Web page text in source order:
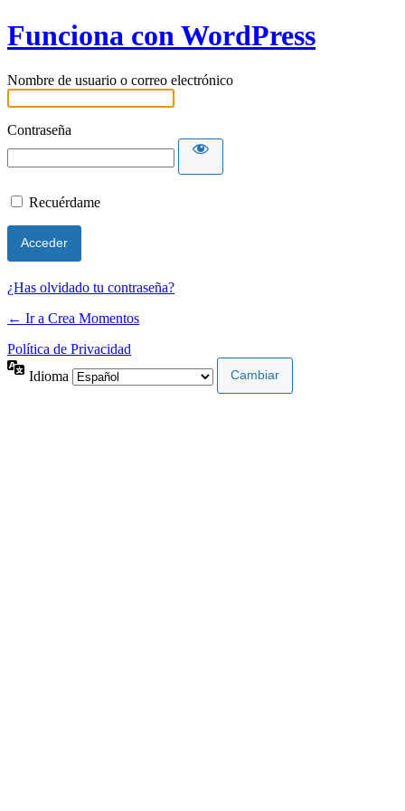
Funciona con WordPress
Nombre de usuario o correo electrónico
Contraseña
Recuérdame
¿Has olvidado tu contraseña?
← Ir a Crea Momentos
Política de Privacidad
Idioma